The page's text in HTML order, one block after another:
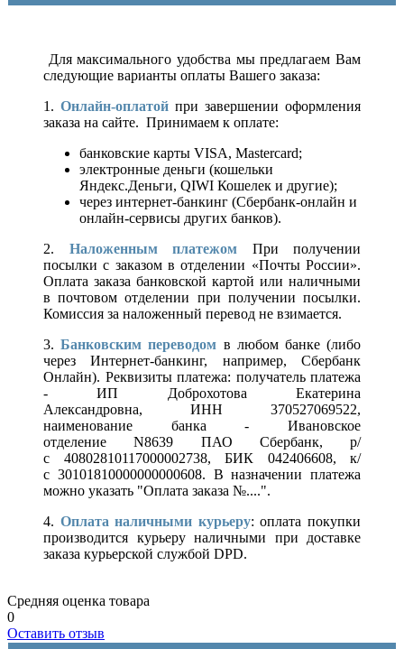
Для максимального удобства мы предлагаем Вам
следующие варианты оплаты Вашего заказа:
1. Онлайн-оплатой при завершении оформления
заказа на сайте. Принимаем к оплате:
банковские карты VISA, Mastercard;
электронные деньги (кошельки
Яндекс.Деньги, QIWI Кошелек и другие);
через интернет-банкинг (Сбербанк-онлайн и
онлайн-сервисы других банков).
2. Наложенным платежом При получении
посылки с заказом в отделении «Почты России».
Оплата заказа банковской картой или наличными
в почтовом отделении при получении посылки.
Комиссия за наложенный перевод не взимается.
3.Банковским переводом в любом банке (либо
через Интернет-банкинг, например, Сбербанк
Онлайн). Реквизиты платежа: получатель платежа
- ИП Доброхотова Екатерина
Александровна, ИНН 370527069522,
наименование банка - Ивановское
отделение N8639 ПАО Сбербанк, р/
с 40802810117000002738, БИК 042406608, к/
с 30101810000000000608. В назначении платежа
можно указать "Оплата заказа №....".
4. Оплата наличными курьеру: оплата покупки
производится курьеру наличными при доставке
заказа курьерской службой DPD.
Средняя оценка товара
0
Оставить отзыв